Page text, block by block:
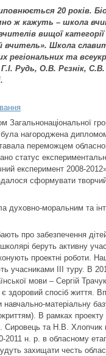
20 років.
ж кажуть – школа
вищої
Школа
регіональних та
Рудь, О.В. Рєзнік,
була нагороджена
переможцем
статус
експеримент 2008-
сформувати
духовно-моральним та
про забезпечення
беруть активну
проектні роботи.
учасниками ІІІ туру. В
мови – Сергій
здоровий спосіб життя.
матеріальну
В рамках
Сировець та Н.В.
2011 н. р. в обласному
захищати честь